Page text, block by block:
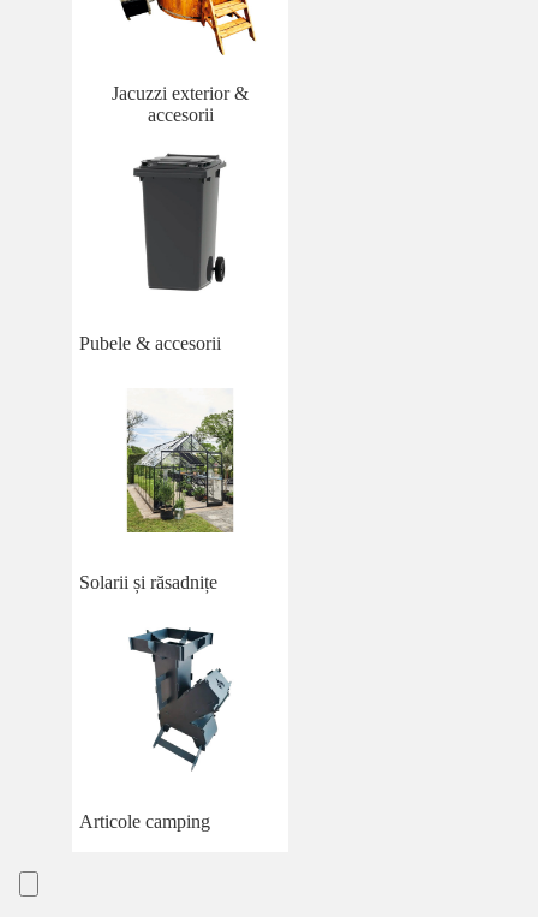
Jacuzzi exterior &
accesorii
Pubele & accesorii
Solarii și răsadnițe
Articole camping